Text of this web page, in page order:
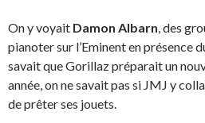
On y voyait Damon Albarn , des
pianoter sur l’Eminent en présence
savait que Gorillaz préparait un
année, on ne savait pas si JMJ y
de prêter ses jouets.